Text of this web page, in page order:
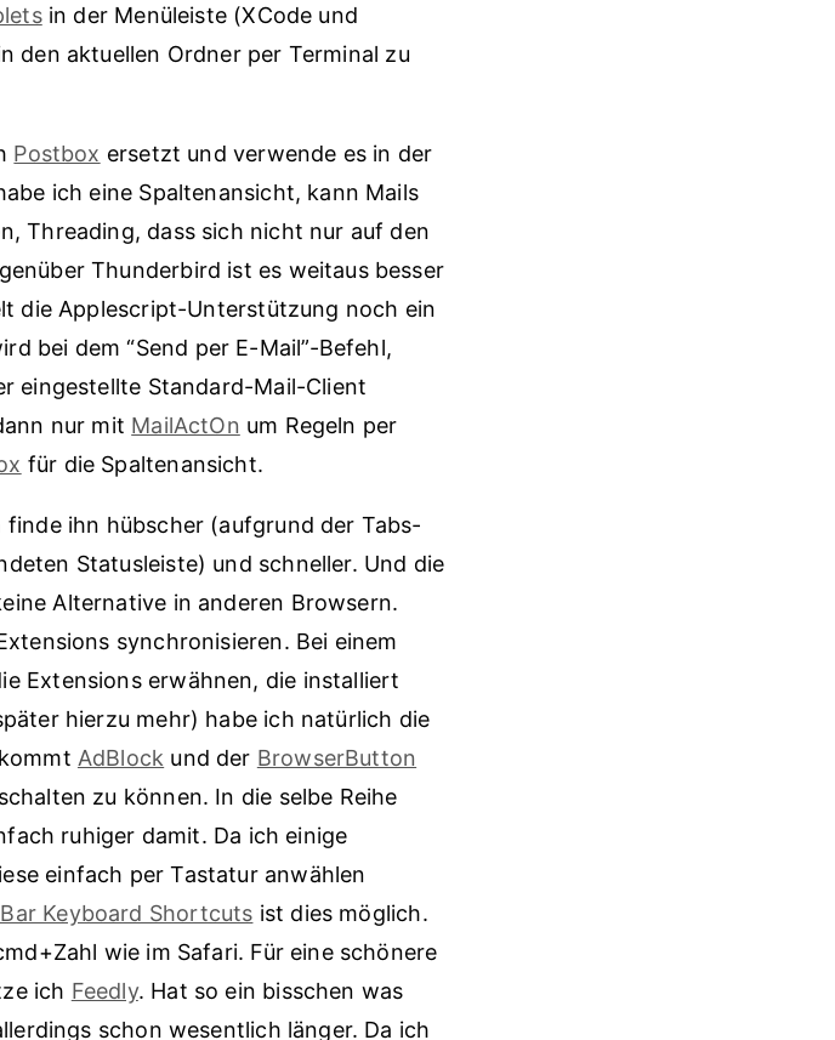
in der Menüleiste (XCode und
den aktuellen Ordner per Terminal zu
Postbox ersetzt und verwende es in der
ich eine Spaltenansicht, kann Mails
Threading, dass sich nicht nur auf den
Thunderbird ist es weitaus besser
die Applescript-Unterstützung noch ein
bei dem “Send per E-Mail”-Befehl,
eingestellte Standard-Mail-Client
nur mit MailActOn um Regeln per
für die Spaltenansicht.
ihn hübscher (aufgrund der Tabs-
Statusleiste) und schneller. Und die
Alternative in anderen Browsern.
synchronisieren. Bei einem
Extensions erwähnen, die installiert
hierzu mehr) habe ich natürlich die
AdBlock und der BrowserButton
zu können. In die selbe Reihe
ruhiger damit. Da ich einige
einfach per Tastatur anwählen
Keyboard Shortcuts ist dies möglich.
wie im Safari. Für eine schönere
ich Feedly. Hat so ein bisschen was
schon wesentlich länger. Da ich